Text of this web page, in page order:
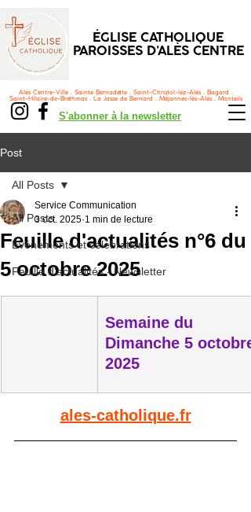
ÉGLISE CATHOLIQUE
PAROISSES D'ALÈS CENTRE
S'abonner à la newsletter
Alès Centre-Ville . Sainte Bernadette . Saint-Christol-lez-Alès . Bagard .
Saint-Hilaire-de-Brethmas . La Jasse de Bernard . Méjannes-lès-Alès . Monteils
Post
All Posts
Événements et célébrations
Feuille d'actualités - Newsletter
All Posts
Feuille d'actualités n°6 du
5 octobre 2025
Service Communication
3 oct. 2025 1 min de lecture
Semaine du
Dimanche 5 octobre
2025
ales-catholique.fr